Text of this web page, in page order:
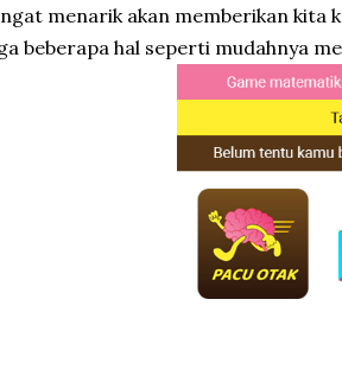
menarik akan memberikan kita
beberapa hal seperti mudahnya